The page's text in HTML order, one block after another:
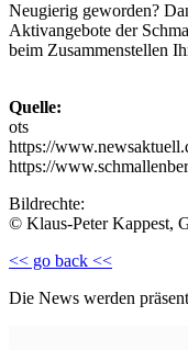
Neugierig geworden?
Aktivangebote der
beim Zusammenstellen
Quelle:
ots
https://
https://
Bildrechte:
© Klaus-Peter Kappest,
<< go back <<
Die News werden